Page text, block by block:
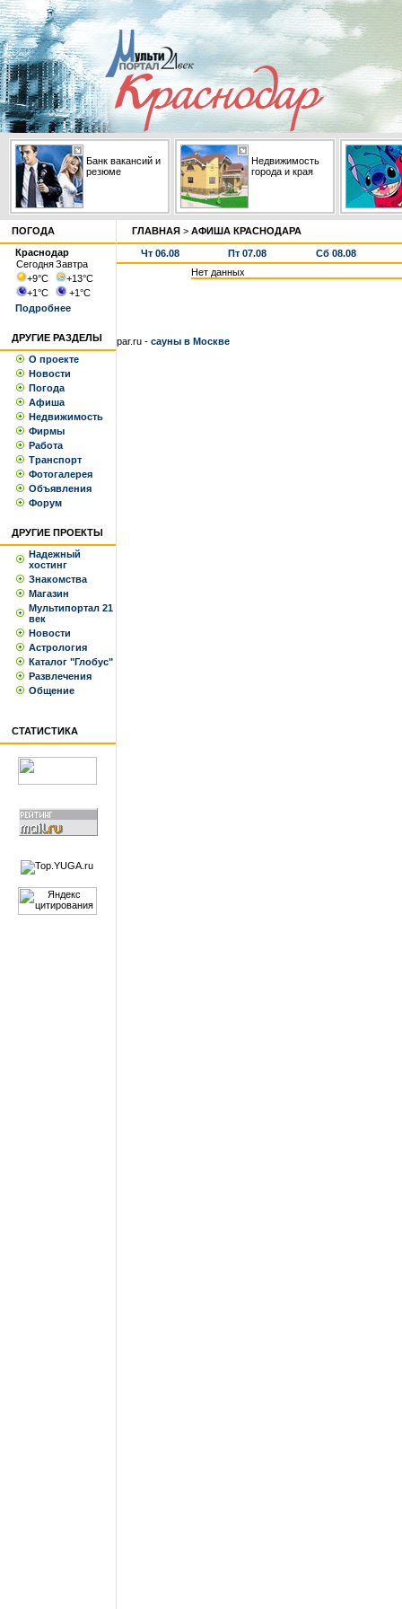
Банк вакансий и
резюме
Недвижимость
города и края
ПОГОДА
Краснодар
СегодняЗавтра
+9°С +13°С
+1°С +1°С
Подробнее
ДРУГИЕ РАЗДЕЛЫ
О проекте
Новости
Погода
Афиша
Недвижимость
Фирмы
Работа
Транспорт
Фотогалерея
Объявления
Форум
ДРУГИЕ ПРОЕКТЫ
Надежный
хостинг
Знакомства
Магазин
Мультипортал 21
век
Новости
Астрология
Каталог "Глобус"
Развлечения
Общение
СТАТИСТИКА
ГЛАВНАЯ > АФИША КРАСНОДАРА
Чт 06.08 Пт 07.08
Сб 08.08
Нет данных
par.ru - сауны в Москве